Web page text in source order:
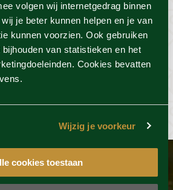
volgen wij internetgedrag binnen
je beter kunnen helpen en je van
kunnen voorzien. Ook gebruiken
van statistieken en het
Cookies bevatten
Wijzig je voorkeur
cookies toestaan
misschien ook
leuk